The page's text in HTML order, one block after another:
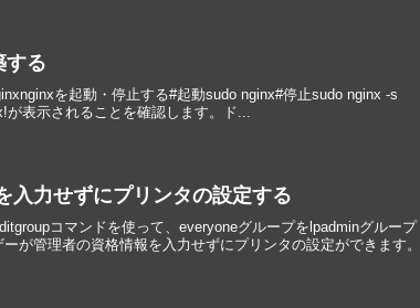
する
を起動・停止する#起動sudo nginx#停止sudo nginx -s
表示されることを確認します。ド...
入力せずにプリンタの設定する
コマンドを使って、everyoneグループをlpadminグループ
が管理者の資格情報を入力せずにプリンタの設定ができます。